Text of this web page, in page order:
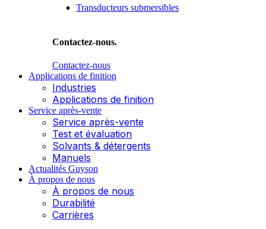
Transducteurs submersibles
Contactez-nous.
Contactez-nous
Applications de finition
Industries
Applications de finition
Service après-vente
Service après-vente
Test et évaluation
Solvants & détergents
Manuels
Actualités Guyson
À propos de nous
À propos de nous
Durabilité
Carrières